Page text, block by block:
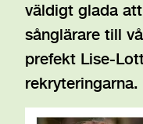
väldigt glada
sånglärare till
prefekt Lise-
rekryteringarna.